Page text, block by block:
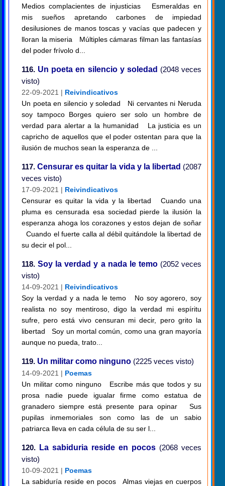
Medios complacientes de injusticias Esmeraldas en
mis sueños apretando carbones de impiedad
desilusiones de manos toscas y vacías que padecen y
lloran la miseria Múltiples cámaras filman las fantasías
del poder frívolo d...
116. Un poeta en silencio y soledad (2048 veces
visto)
22-09-2021 | Reivindicativos
Un poeta en silencio y soledad Ni cervantes ni Neruda
soy tampoco Borges quiero ser solo un hombre de
verdad para alertar a la humanidad La justicia es un
capricho de aquellos que el poder ostentan para que la
ilusión de muchos sean la esperanza de ...
117. Censurar es quitar la vida y la libertad (2087
veces visto)
17-09-2021 | Reivindicativos
Censurar es quitar la vida y la libertad Cuando una
pluma es censurada esa sociedad pierde la ilusión la
esperanza ahoga los corazones y estos dejan de soñar
Cuando el fuerte calla al débil quitándole la libertad de
su decir el pol...
118. Soy la verdad y a nada le temo(2052 veces
visto)
14-09-2021 | Reivindicativos
Soy la verdad y a nada le temo No soy agorero, soy
realista no soy mentiroso, digo la verdad mi espíritu
sufre, pero está vivo censuran mi decir, pero grito la
libertad Soy un mortal común, como una gran mayoría
aunque no pueda, trato...
119. Un militar como ninguno (2225 veces visto)
14-09-2021 | Poemas
Un militar como ninguno Escribe más que todos y su
prosa nadie puede igualar firme como estatua de
granadero siempre está presente para opinar Sus
pupilas inmemoriales son como las de un sabio
patriarca lleva en cada célula de su ser l...
120. La sabiduria reside en pocos (2068 veces
visto)
10-09-2021 | Poemas
La sabiduría reside en pocos Almas viejas en cuerpos